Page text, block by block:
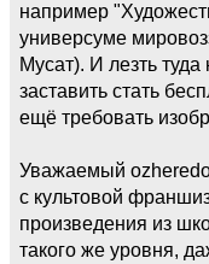
например
универсуме
Мусат). И лезть
заставить стать
ещё требовать
Уважаемый
с культовой
произведения из
такого же уровня,